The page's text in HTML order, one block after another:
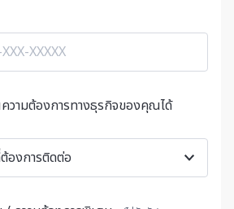
ความต้องการทางธุรกิจของคุณได้